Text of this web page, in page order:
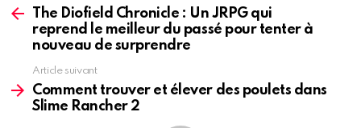
moreThe Diofield Chronicle : Un JRPG qui
reprend le meilleur du passé pour tenter à
nouveau de surprendre
Article suivant
Comment trouver et élever des poulets dans
Slime Rancher 2